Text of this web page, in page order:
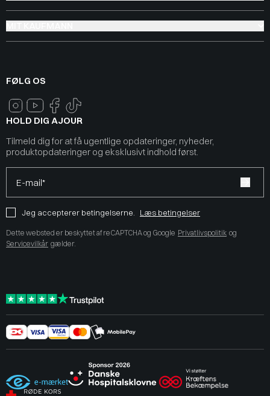
FØLG OS
HOLD DIG AJOUR
Tilmeld dig for at få ugentlige opdateringer, nyheder,
produktopdateringer og eksklusivt indhold først.
E-mail*
Jeg accepterer betingelserne. Læs betingelser
Dette websted er beskyttet af reCAPTCHA og Google Privatlivspolitik og
Servicevilkår gælder.